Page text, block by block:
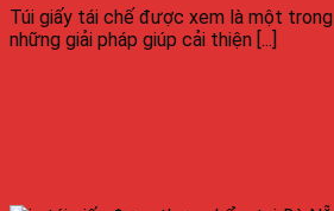
Túi giấy tái chế được xem là một trong
những giải pháp giúp cải thiện [...]